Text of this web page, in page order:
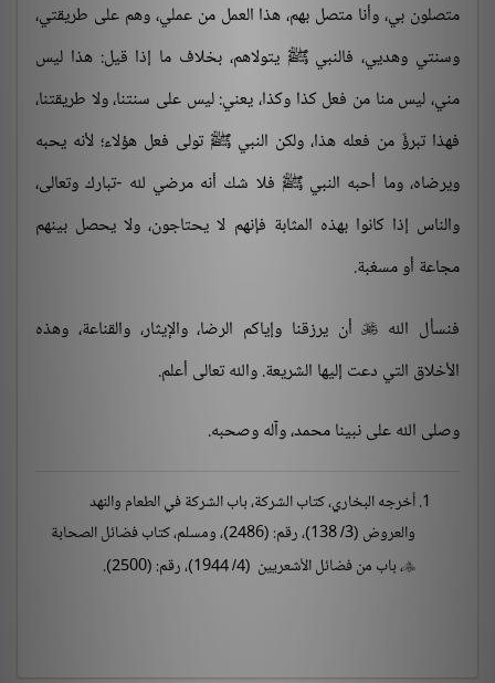
متصلون بي، وأنا متصل بهم، هذا العمل من عملي، وهم على طريقتي،
وسنتي وهديي، فالنبي ﷺ يتولاهم، بخلاف ما إذا قيل: هذا ليس
مني، ليس منا من فعل كذا وكذا، يعني: ليس على سنتنا، ولا طريقتنا،
فهذا تبرؤٌ من فعله هذا، ولكن النبي ﷺ تولى فعل هؤلاء؛ لأنه يحبه
ويرضاه، وما أحبه النبي ﷺ فلا شك أنه مرضي لله -تبارك وتعالى،
والناس إذا كانوا بهذه المثابة فإنهم لا يحتاجون، ولا يحصل بينهم
مجاعة أو مسغبة.
فنسأل الله أن يرزقنا وإياكم الرضا، والإيثار، والقناعة، وهذه
الأخلاق التي دعت إليها الشريعة. والله تعالى أعلم.
وصلى الله على نبينا محمد، وآله وصحبه.
أخرجه البخاري، كتاب الشركة، باب الشركة في الطعام والنهد
والعروض (3/ 138)، رقم: (2486)، ومسلم، كتاب فضائل الصحابة
، باب من فضائل الأشعريين (4/ 1944)، رقم: (2500).